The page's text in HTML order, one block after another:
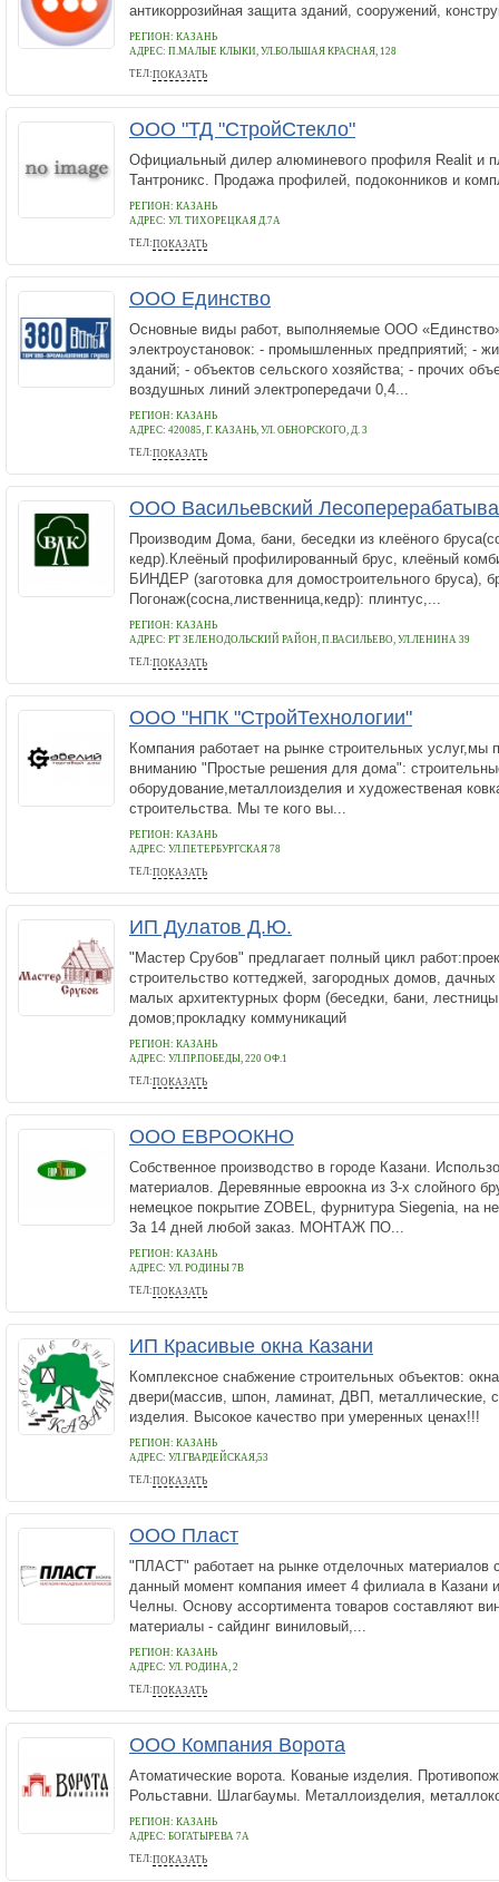
антикоррозийная защита зданий, сооружений,
РЕГИОН: КАЗАНЬ
АДРЕС: П.МАЛЫЕ КЛЫКИ, УЛ.БОЛЬШАЯ КРАСНАЯ, 128
ТЕЛ:ПОКАЗАТЬ
(843) 248-63-87
ООО "ТД "СтройСтекло"
Официальный дилер алюминевого профиля Realit и
Тантроникс. Продажа профилей, подоконников и
РЕГИОН: КАЗАНЬ
АДРЕС: УЛ. ТИХОРЕЦКАЯ Д.7А
ТЕЛ:ПОКАЗАТЬ
5705728, 2787-331
ООО Единство
Основные виды работ, выполняемые ООО
электроустановок: - промышленных предприятий; -
зданий; - объектов сельского хозяйства; - прочих
воздушных линий электропередачи 0,4...
РЕГИОН: КАЗАНЬ
АДРЕС: 420085, Г. КАЗАНЬ, УЛ. ОБНОРСКОГО, Д. 3
ТЕЛ:ПОКАЗАТЬ
571-86-05 571-82-09 570-73-72
ООО Васильевский
Производим Дома, бани, беседки из клеёного
кедр).Клеёный профилированный брус, клеёный
БИНДЕР (заготовка для домостроительного бруса),
Погонаж(сосна,лиственница,кедр): плинтус,...
РЕГИОН: КАЗАНЬ
АДРЕС: РТ ЗЕЛЕНОДОЛЬСКИЙ РАЙОН, П.ВАСИЛЬЕВО, УЛ.ЛЕНИНА 39
ТЕЛ:ПОКАЗАТЬ
(84371) 6-16-37, (8987)2975-321
ООО "НПК "СтройТехнологии"
Компания работает на рынке строительных услуг,мы
вниманию "Простые решения для дома":
оборудование,металлоизделия и художественая
строительства. Мы те кого вы...
РЕГИОН: КАЗАНЬ
АДРЕС: УЛ.ПЕТЕРБУРГСКАЯ 78
ТЕЛ:ПОКАЗАТЬ
(843)277-05-94
ИП Дулатов Д.Ю.
"Мастер Срубов" предлагает полный цикл
строительство коттеджей, загородных домов,
малых архитектурных форм (беседки, бани,
домов;прокладку коммуникаций
РЕГИОН: КАЗАНЬ
АДРЕС: УЛ.ПР.ПОБЕДЫ, 220 ОФ.1
ТЕЛ:ПОКАЗАТЬ
(843) 294-50-30
ООО ЕВРООКНО
Собственное производство в городе Казани.
материалов. Деревянные евроокна из 3-х слойного
немецкое покрытие ZOBEL, фурнитура Siegenia, на
За 14 дней любой заказ. МОНТАЖ ПО...
РЕГИОН: КАЗАНЬ
АДРЕС: УЛ. РОДИНЫ 7В
ТЕЛ:ПОКАЗАТЬ
272-40-22
ИП Красивые окна Казани
Комплексное снабжение строительных объектов:
двери(массив, шпон, ламинат, ДВП, металлические,
изделия. Высокое качество при умеренных ценах!!!
РЕГИОН: КАЗАНЬ
АДРЕС: УЛ.ГВАРДЕЙСКАЯ,53
ТЕЛ:ПОКАЗАТЬ
8-904-712-84-34
ООО Пласт
"ПЛАСТ" работает на рынке отделочных материалов
данный момент компания имеет 4 филиала в Казани
Челны. Основу ассортимента товаров составляют
материалы - сайдинг виниловый,...
РЕГИОН: КАЗАНЬ
АДРЕС: УЛ. РОДИНА, 2
ТЕЛ:ПОКАЗАТЬ
+7 (843) 258-00-54
ООО Компания Ворота
Атоматические ворота. Кованые изделия.
Рольставни. Шлагбаумы. Металлоизделия,
РЕГИОН: КАЗАНЬ
АДРЕС: БОГАТЫРЕВА 7А
ТЕЛ:ПОКАЗАТЬ
88435548382